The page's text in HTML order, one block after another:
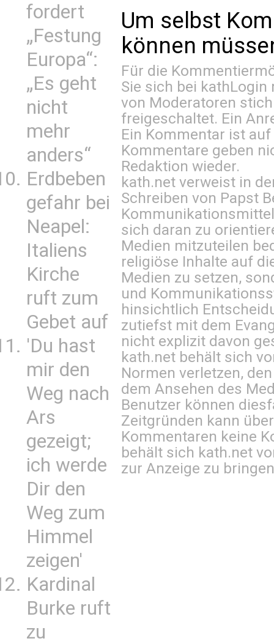
fordert
„Festung
Europa“:
„Es geht
nicht
mehr
anders“
Erdbeben
gefahr bei
Neapel:
Italiens
Kirche
ruft zum
Gebet auf
'Du hast
mir den
Weg nach
Ars
gezeigt;
ich werde
Dir den
Weg zum
Himmel
zeigen'
Kardinal
Burke ruft
zu
Um selbst
können
Für die
Sie sich bei kathLogin
von Moderatoren
freigeschaltet. Ein
Ein Kommentar ist
Kommentare geben
Redaktion wieder.
kath.net verweist in
Schreiben von Papst
sich daran zu
Medien mitzuteilen
religiöse Inhalte auf
Medien zu setzen,
und
hinsichtlich
zutiefst mit dem
nicht explizit davon
kath.net behält sich
Normen verletzen,
dem Ansehen des
Benutzer können
Zeitgründen kann
Kommentaren keine
behält sich kath.net
zur Anzeige zu